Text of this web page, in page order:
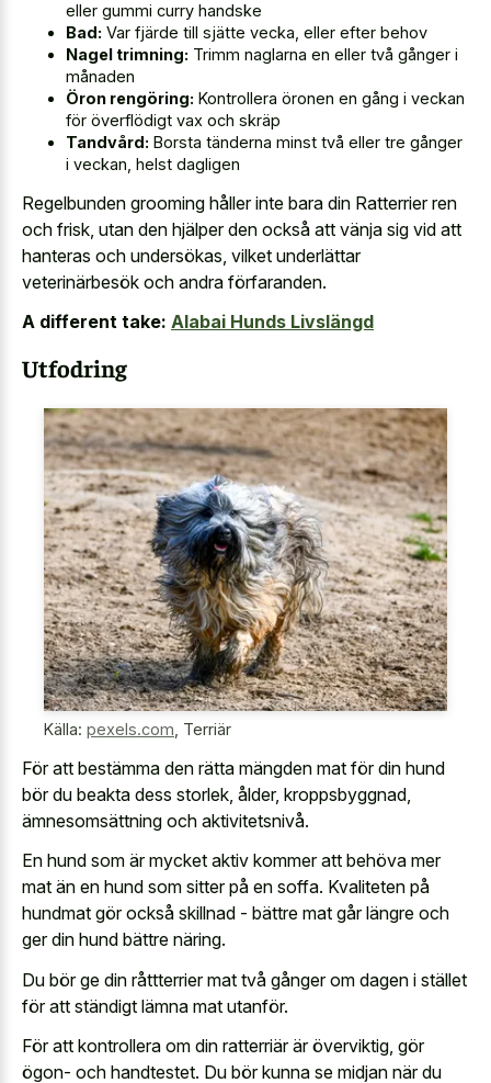
eller gummi curry handske
Bad: Var fjärde till sjätte vecka, eller efter behov
Nagel trimning: Trimm naglarna en eller två gånger i
månaden
Öron rengöring: Kontrollera öronen en gång i veckan
för överflödigt vax och skräp
Tandvård: Borsta tänderna minst två eller tre gånger
i veckan, helst dagligen
Regelbunden grooming håller inte bara din Ratterrier ren
och frisk, utan den hjälper den också att vänja sig vid att
hanteras och undersökas, vilket underlättar
veterinärbesök och andra förfaranden.
A different take: Alabai Hunds Livslängd
Utfodring
Källa: pexels.com Terriär
För att bestämma den rätta mängden mat för din hund
bör du beakta dess storlek, ålder, kroppsbyggnad,
ämnesomsättning och aktivitetsnivå.
En hund som är mycket aktiv kommer att behöva mer
mat än en hund som sitter på en soffa. Kvaliteten på
hundmat gör också skillnad - bättre mat går längre och
ger din hund bättre näring.
Du bör ge din råttterrier mat två gånger om dagen i stället
för att ständigt lämna mat utanför.
För att kontrollera om din ratterriär är överviktig, gör
ögon- och handtestet. Du bör kunna se midjan när du